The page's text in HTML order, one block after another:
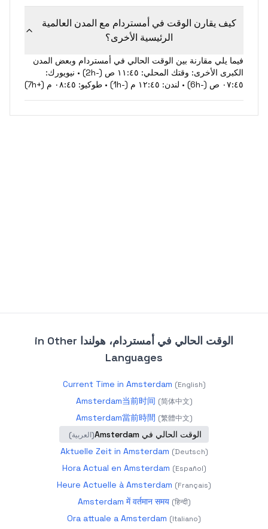
كيف يقارن الوقت في أمستردام مع المدن العالمية
الرئيسية الأخرى؟
فيما يلي مقارنة بين الوقت الحالي في أمستردام وبعض المدن
الكبرى الأخرى: وقتك المحلي: ١١:٤٥ ص (-2h) • نيويورك:
٠٧:٤٥ ص (-6h) • لندن: ١٢:٤٥ م (-1h) • طوكيو: ٠٨:٤٥ م (+7h)
الوقت الحالي في أمستردام، هولندا in Other
Languages
Current Time in Amsterdam (English)
Amsterdam当前时间 (简体中文)
Amsterdam當前時間 (繁體中文)
الوقت الحالي في Amsterdam (العربية)
Aktuelle Zeit in Amsterdam (Deutsch)
Hora Actual en Amsterdam (Español)
Heure Actuelle à Amsterdam (Français)
Amsterdam में वर्तमान समय (हिन्दी)
Ora attuale a Amsterdam (Italiano)